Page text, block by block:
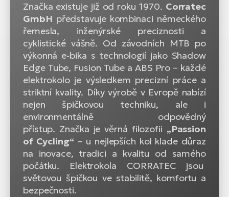
Značka existuje již od roku 1970. Corratec
GmbH představuje kombinaci německého
řemesla, inženýrské preciznosti a
cyklistické vášně. Od závodních MTB po
výkonná e‑bika s technologií jako Shadow
Edge Tube, Fusion Tube a ABS Pro – každé
elektrokolo je výsledkem precizní práce a
striktní kvality. Díky výrobě v Evropě nabízí
nejen špičkovou techniku, ale i
environmentálně odpovědný
přístup. Značka je věrná filozofii „Passion
of Cycling“ – u nejlepších kol klade důraz
na inovace, tradici a kvalitu od samého
počátku. Elektrokola CORRATEC jsou
světovou špičkou ve stabilitě, komfortu a
bezpečnosti.